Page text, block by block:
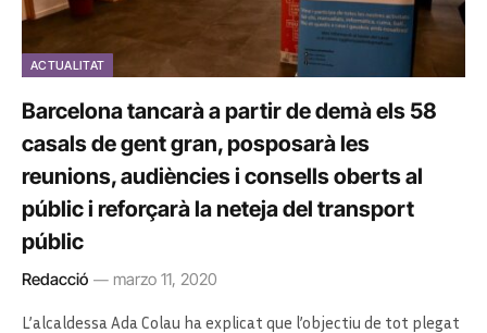
ACTUALITAT
Barcelona tancarà a partir de demà els 58
casals de gent gran, posposarà les
reunions, audiències i consells oberts al
públic i reforçarà la neteja del transport
públic
Redacció marzo 11, 2020
L’alcaldessa Ada Colau ha explicat que l’objectiu de tot plegat